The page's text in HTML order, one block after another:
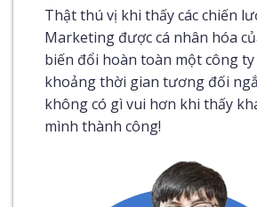
Thật thú vị khi thấy các chiến
Marketing được cá nhân hóa
biến đổi hoàn toàn một công
khoảng thời gian tương đối
không có gì vui hơn khi thấy
mình thành công!